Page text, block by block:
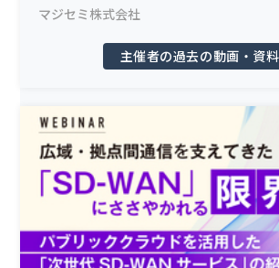
マジセミ株式会社
主催者の過去の動画・資料